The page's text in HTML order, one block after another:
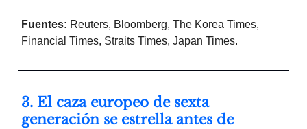
Fuentes: Reuters, Bloomberg, The Korea Times,
Financial Times, Straits Times, Japan Times.
3. El caza europeo de sexta
generación se estrella antes de